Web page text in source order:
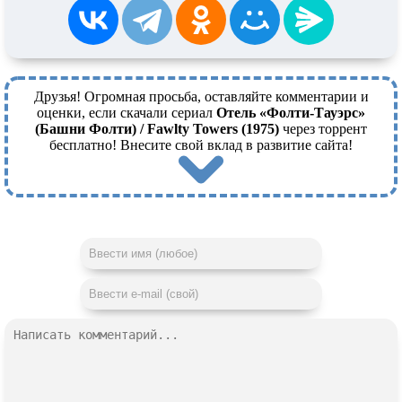
Питер Джессуп, Гарт Уоткинс, Рег Вудс, Гари Дин, Джейн
Уоттс, Марк Кирби, Кевин Хадсон, Джо Санто, Тина Винтер,
Одри Кирби, Питер Кэтон
Друзья! Огромная просьба, оставляйте комментарии и
оценки, если скачали сериал Отель «Фолти-Тауэрс»
(Башни Фолти) / Fawlty Towers (1975) через торрент
бесплатно! Внесите свой вклад в развитие сайта!